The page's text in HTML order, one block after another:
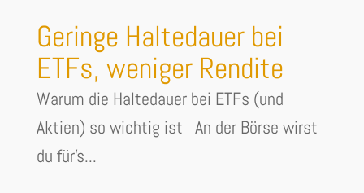
Geringe Haltedauer bei
ETFs, weniger Rendite
Warum die Haltedauer bei ETFs (und
Aktien) so wichtig ist An der Börse wirst
du für's...